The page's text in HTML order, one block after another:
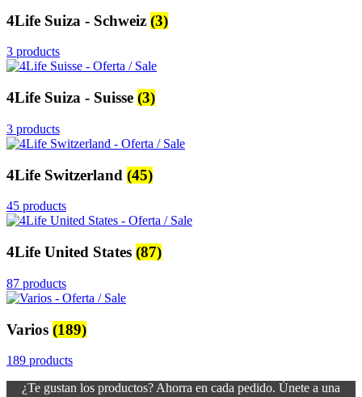
4Life Suiza - Schweiz (3)
3 products
4Life Suiza - Suisse (3)
3 products
4Life Switzerland (45)
45 products
4Life United States (87)
87 products
Varios (189)
189 products
¿Te gustan los productos? Ahorra en cada pedido. Únete a una